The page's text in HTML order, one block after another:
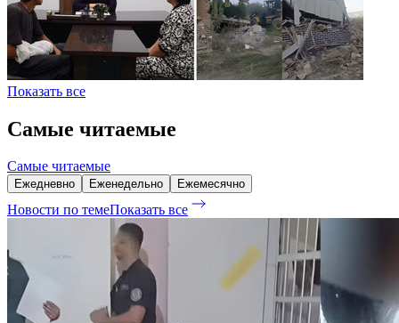
Показать все
Самые читаемые
Самые читаемые
Ежедневно Еженедельно Ежемесячно
Новости по темеПоказать все